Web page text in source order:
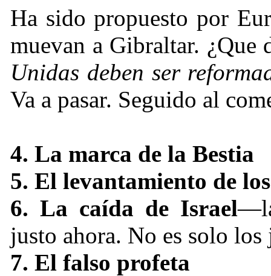
Ha sido propuesto por
muevan a Gibraltar. ¿Que
Unidas deben ser
Va a pasar. Seguido al
4. La marca de la Bestia
5. El levantamiento de
6. La caída de Israel
justo ahora. No es solo
7. El falso profeta